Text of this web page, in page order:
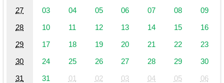
27
03 04 05 06 07 08
09
28
10 11 12 13 14 15
16
29
17 18 19 20 21 22
23
30
24 25 26 27 28 29
30
31
31 01 02 03 04 05 06